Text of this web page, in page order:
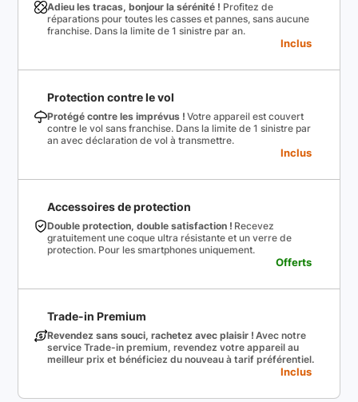
Adieu les tracas, bonjour la sérénité ! Profitez de
réparations pour toutes les casses et pannes, sans aucune
franchise. Dans la limite de 1 sinistre par an.
Inclus
Protection contre le vol
Protégé contre les imprévus ! Votre appareil est couvert
contre le vol sans franchise. Dans la limite de 1 sinistre par
an avec déclaration de vol à transmettre.
Inclus
Accessoires de protection
Double protection, double satisfaction ! Recevez
gratuitement une coque ultra résistante et un verre de
protection. Pour les smartphones uniquement.
Offerts
Trade-in Premium
Revendez sans souci, rachetez avec plaisir ! Avec notre
service Trade-in premium, revendez votre appareil au
meilleur prix et bénéficiez du nouveau à tarif préférentiel.
Inclus